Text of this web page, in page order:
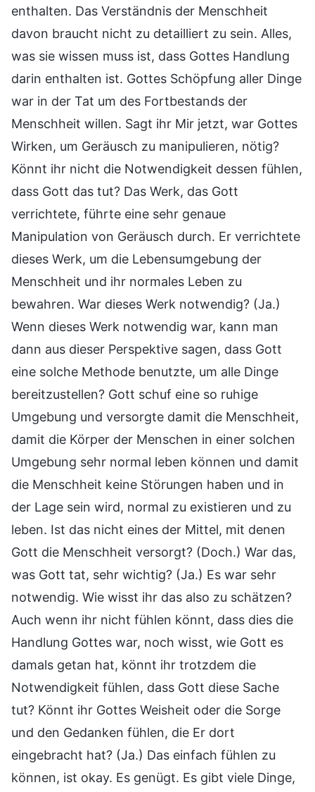
enthalten. Das Verständnis der Menschheit
davon braucht nicht zu detailliert zu sein. Alles,
was sie wissen muss ist, dass Gottes Handlung
darin enthalten ist. Gottes Schöpfung aller Dinge
war in der Tat um des Fortbestands der
Menschheit willen. Sagt ihr Mir jetzt, war Gottes
Wirken, um Geräusch zu manipulieren, nötig?
Könnt ihr nicht die Notwendigkeit dessen fühlen,
dass Gott das tut? Das Werk, das Gott
verrichtete, führte eine sehr genaue
Manipulation von Geräusch durch. Er verrichtete
dieses Werk, um die Lebensumgebung der
Menschheit und ihr normales Leben zu
bewahren. War dieses Werk notwendig? (Ja.)
Wenn dieses Werk notwendig war, kann man
dann aus dieser Perspektive sagen, dass Gott
eine solche Methode benutzte, um alle Dinge
bereitzustellen? Gott schuf eine so ruhige
Umgebung und versorgte damit die Menschheit,
damit die Körper der Menschen in einer solchen
Umgebung sehr normal leben können und damit
die Menschheit keine Störungen haben und in
der Lage sein wird, normal zu existieren und zu
leben. Ist das nicht eines der Mittel, mit denen
Gott die Menschheit versorgt? (Doch.) War das,
was Gott tat, sehr wichtig? (Ja.) Es war sehr
notwendig. Wie wisst ihr das also zu schätzen?
Auch wenn ihr nicht fühlen könnt, dass dies die
Handlung Gottes war, noch wisst, wie Gott es
damals getan hat, könnt ihr trotzdem die
Notwendigkeit fühlen, dass Gott diese Sache
tut? Könnt ihr Gottes Weisheit oder die Sorge
und den Gedanken fühlen, die Er dort
eingebracht hat? (Ja.) Das einfach fühlen zu
können, ist okay. Es genügt. Es gibt viele Dinge,